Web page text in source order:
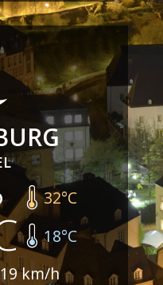
32°C
18°C
19km/h